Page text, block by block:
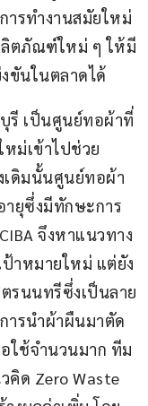
รทำงานสมัยใหม่
ลิตภัณฑ์ใหม่ ๆ ให้มี
ขันในตลาดได้
รี เป็นศูนย์ทอผ้าที่
ม่เข้าไปช่วย
ดิมนั้นศูนย์ทอผ้า
ยุซึ่งมีทักษะการ
จึงหาแนวทาง
าหมายใหม่ แต่ยัง
รนนทรีซึ่งเป็นลาย
รนำผ้าผืนมาตัด
ใช้จำนวนมาก ทีม
ด Zero Waste